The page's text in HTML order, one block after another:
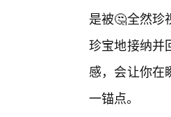
是被🤔全然珍
珍宝地接纳并
感，会让你在
一锚点。